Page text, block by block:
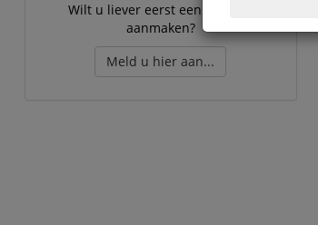
Wilt u liever eerst een account
aanmaken?
Meld u hier aan...